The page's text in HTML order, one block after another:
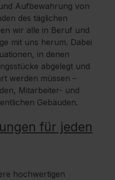
Aufbewahrung von
des täglichen
wir alle in Beruf und
mit uns herum. Dabei
in denen
abgelegt und
werden müssen –
Mitarbeiter- und
Gebäuden.
für jeden
hochwertigen